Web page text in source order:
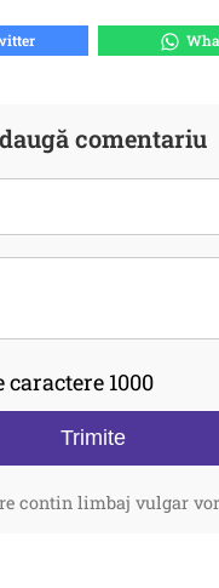
comentariu
1000
Trimite
contin limbaj vulgar